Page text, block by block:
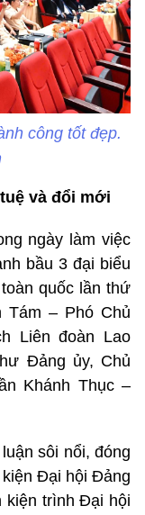
công tốt đẹp.
và đổi mới
ngày làm việc
bầu 3 đại biểu
quốc lần thứ
Tám – Phó Chủ
Liên đoàn Lao
Đảng ủy, Chủ
Khánh Thục –
sôi nổi, đóng
Đại hội Đảng
kiện trình Đại hội